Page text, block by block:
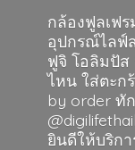
กล้องฟูลเฟ
อุปกรณ์ไลฟ์
ฟูจิ โอลิมปัส
ไหน ใส่ตะก
by order ทั
ยินดีให้บริกา